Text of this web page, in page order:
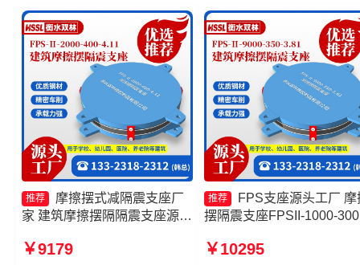
推荐
摩擦摆式减隔震支座厂
家 建筑摩擦摆隔隔震支座源头
1000-400-4.11 建筑摩擦摆建
￥9179
推荐
FPS支座源头工厂 摩
摆隔震支座FPSII-1000-
工厂 摩擦摆支座FPS-II-
￥10295